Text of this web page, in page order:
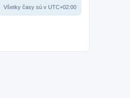
Všetky časy sú v UTC+02:00